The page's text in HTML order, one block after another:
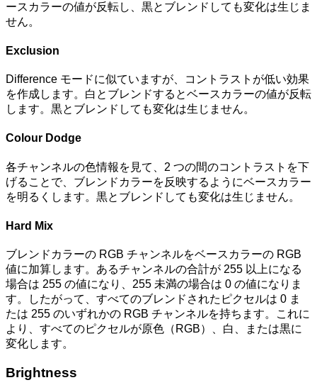
ースカラーの値が反転し、黒とブレンドしても変化は生じま
せん。
Exclusion
Difference モードに似ていますが、コントラストが低い効果
を作成します。白とブレンドするとベースカラーの値が反転
します。黒とブレンドしても変化は生じません。
Colour Dodge
各チャンネルの色情報を見て、2 つの間のコントラストを下
げることで、ブレンドカラーを反映するようにベースカラー
を明るくします。黒とブレンドしても変化は生じません。
Hard Mix
ブレンドカラーの RGB チャンネルをベースカラーの RGB
値に加算します。あるチャンネルの合計が 255 以上になる
場合は 255 の値になり、255 未満の場合は 0 の値になりま
す。したがって、すべてのブレンドされたピクセルは 0 ま
たは 255 のいずれかの RGB チャンネルを持ちます。これに
より、すべてのピクセルが原色（RGB）、白、または黒に
変化します。
Brightness